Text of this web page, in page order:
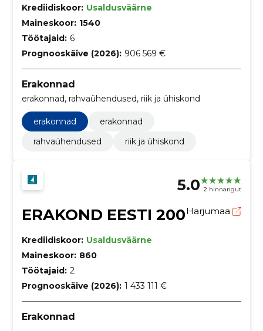
Krediidiskoor: Usaldusväärne
Maineskoor: 1540
Töötajaid: 6
Prognooskäive (2026): 906 569 €
Erakonnad
erakonnad, rahvaühendused, riik ja ühiskond
erakonnad
erakonnad
rahvaühendused
riik ja ühiskond
5.0 2 hinnangut
ERAKOND EESTI 200Harjumaa
Krediidiskoor: Usaldusväärne
Maineskoor: 860
Töötajaid: 2
Prognooskäive (2026): 1 433 111 €
Erakonnad